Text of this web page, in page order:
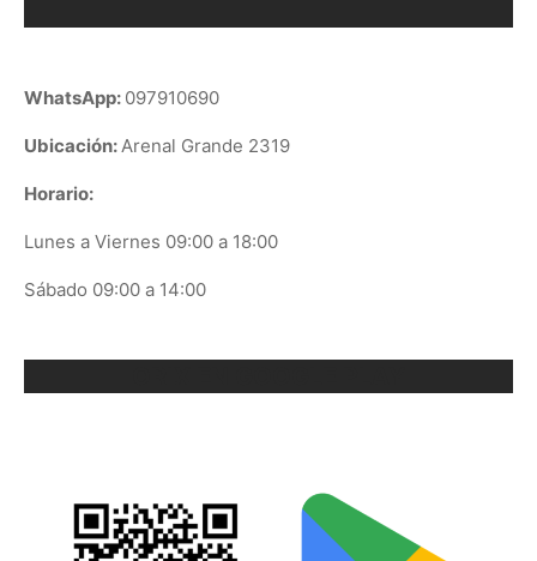
WhatsApp: 097910690
Ubicación:Arenal Grande 2319
Horario:
Lunes a Viernes 09:00 a 18:00
Sábado 09:00 a 14:00